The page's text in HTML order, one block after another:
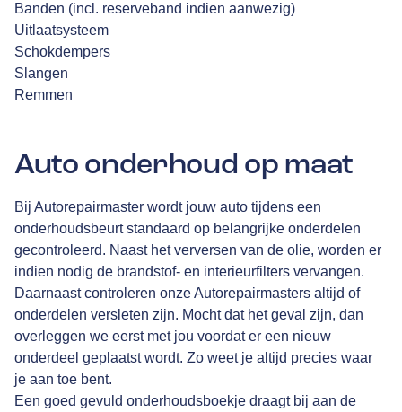
Banden (incl. reserveband indien aanwezig)
Uitlaatsysteem
Schokdempers
Slangen
Remmen
Auto onderhoud op maat
Bij Autorepairmaster wordt jouw auto tijdens een
onderhoudsbeurt standaard op belangrijke onderdelen
gecontroleerd. Naast het verversen van de olie, worden er
indien nodig de brandstof- en interieurfilters vervangen.
Daarnaast controleren onze Autorepairmasters altijd of
onderdelen versleten zijn. Mocht dat het geval zijn, dan
overleggen we eerst met jou voordat er een nieuw
onderdeel geplaatst wordt. Zo weet je altijd precies waar
je aan toe bent.
Een goed gevuld onderhoudsboekje draagt bij aan de